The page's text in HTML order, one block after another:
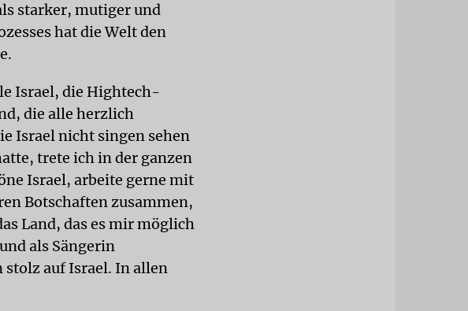
starker, mutiger und
hat die Welt den
Israel, die Hightech-
die alle herzlich
Israel nicht singen sehen
trete ich in der ganzen
Israel, arbeite gerne mit
Botschaften zusammen,
Land, das es mir möglich
als Sängerin
stolz auf Israel. In allen